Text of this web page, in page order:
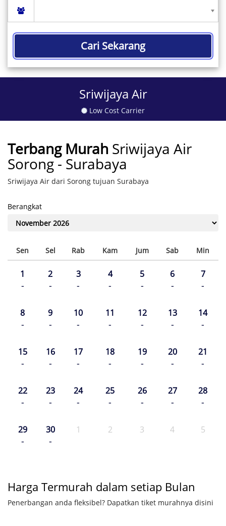
Cari Sekarang
Sriwijaya Air
Low Cost Carrier
Terbang Murah Sriwijaya Air
Sorong - Surabaya
Sriwijaya Air dari Sorong tujuan Surabaya
Berangkat
Sen Sel Rab Kam Jum Sab Min
1
-
2
-
3
-
4
-
5
-
6
-
7
-
8
-
9
-
10
-
11
-
12
-
13
-
14
-
15
-
16
-
17
-
18
-
19
-
20
-
21
-
22
-
23
-
24
-
25
-
26
-
27
-
28
-
29
-
30
-
1 2 3 4 5
Harga Termurah dalam setiap Bulan
Penerbangan anda fleksibel? Dapatkan tiket murahnya disini